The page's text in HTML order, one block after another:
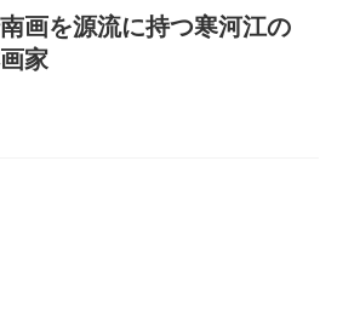
画を源流に持つ寒河江の
家